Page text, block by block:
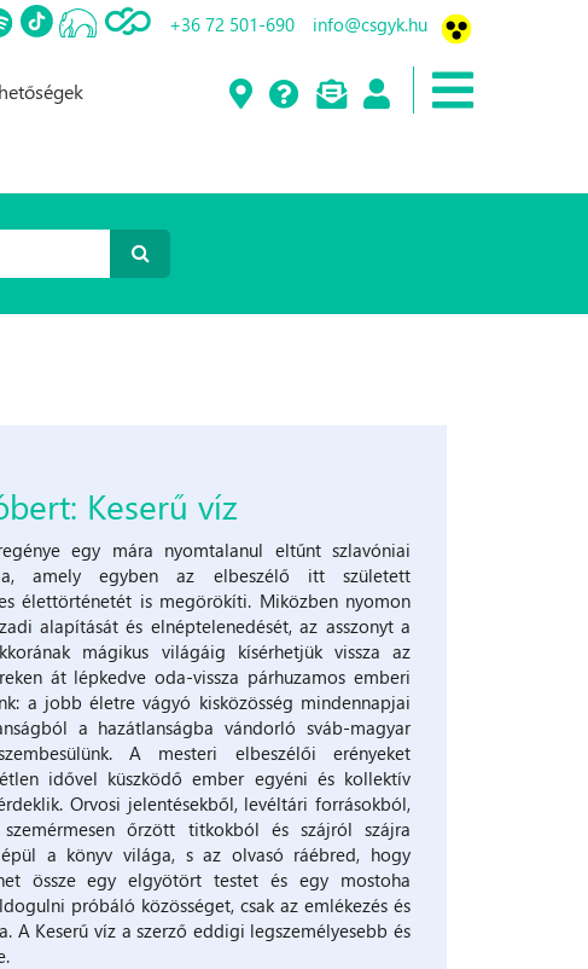
+36 72 501-690 info@csgyk.hu
Keserű víz
egy mára nyomtalanul eltűnt szlavóniai
amely egyben az elbeszélő itt született
élettörténetét is megörökíti. Miközben nyomon
alapítását és elnéptelenedését, az asszonyt a
mágikus világáig kísérhetjük vissza az
át lépkedve oda-vissza párhuzamos emberi
a jobb életre vágyó kisközösség mindennapjai
a hazátlanságba vándorló sváb-magyar
A mesteri elbeszélői erényeket
idővel küszködő ember egyéni és kollektív
Orvosi jelentésekből, levéltári forrásokból,
őrzött titkokból és szájról szájra
a könyv világa, s az olvasó ráébred, hogy
össze egy elgyötört testet és egy mostoha
próbáló közösséget, csak az emlékezés és
A Keserű víz a szerző eddigi legszemélyesebb és